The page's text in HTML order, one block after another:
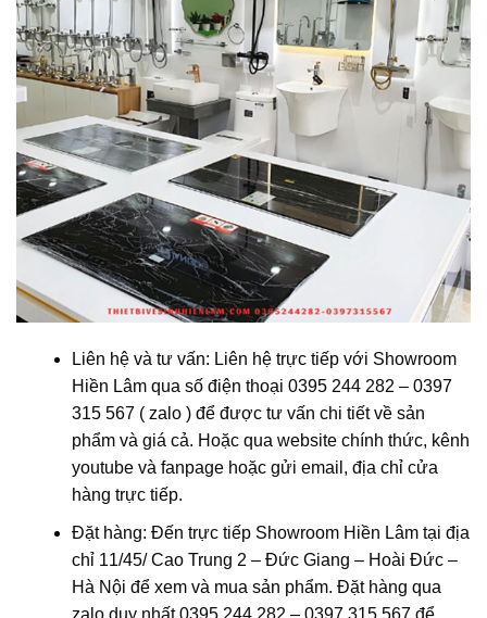
Liên hệ và tư vấn: Liên hệ trực tiếp với Showroom
Hiền Lâm qua số điện thoại 0395 244 282 – 0397
315 567 ( zalo ) để được tư vấn chi tiết về sản
phẩm và giá cả. Hoặc qua website chính thức, kênh
youtube và fanpage hoặc gửi email, địa chỉ cửa
hàng trực tiếp.
Đặt hàng: Đến trực tiếp Showroom Hiền Lâm tại địa
chỉ 11/45/ Cao Trung 2 – Đức Giang – Hoài Đức –
Hà Nội để xem và mua sản phẩm. Đặt hàng qua
zalo duy nhất 0395 244 282 – 0397 315 567 để